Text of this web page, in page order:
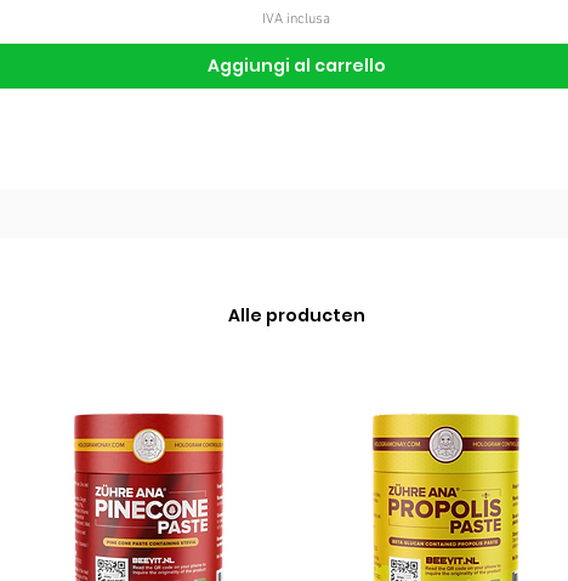
IVA inclusa
Aggiungi al carrello
Alle producten